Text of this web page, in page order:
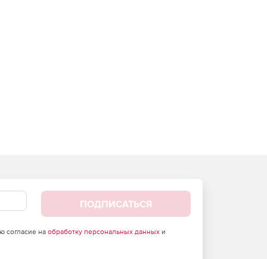
ПОДПИСАТЬСЯ
согласие на обработку персональных данныхи